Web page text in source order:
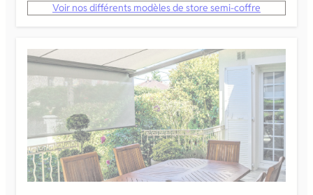
Voir nos différents modèles de store semi-coffre